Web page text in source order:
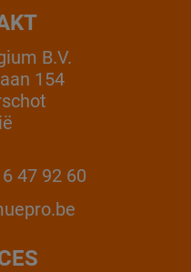
B.V.
154
47 92 60